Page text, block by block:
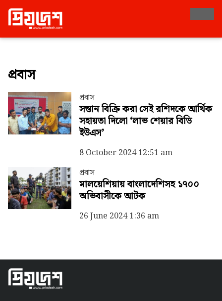
Taxonomy
প্রবাস
প্রবাস
সন্তান বিক্রি করা সেই রশিদকে আর্থিক
সহায়তা দিলো ‘লাভ শেয়ার বিডি
ইউএস’
8 October 2024 12:51 am
প্রবাস
মালয়েশিয়ায় বাংলাদেশিসহ ১৭০০
অভিবাসীকে আটক
26 June 2024 1:36 am